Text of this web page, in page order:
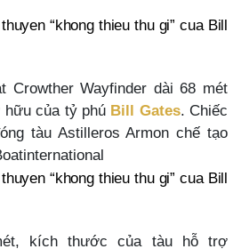
Crowther Wayfinder dài 68 mét
của tỷ phú Bill Gates. Chiếc
tàu Astilleros Armon chế tạo
kích thước của tàu hỗ trợ